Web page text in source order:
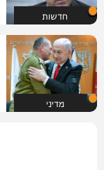
חדשות
מדיני